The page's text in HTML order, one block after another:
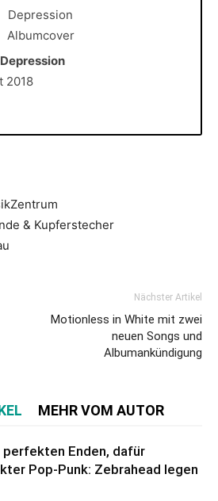
2018
& Kupferstecher
Nächster Artikel
Motionless in White mit zwei
neuen Songs und
Albumankündigung
MEHR VOM AUTOR
perfekten Enden, dafür
Pop-Punk: Zebrahead legen